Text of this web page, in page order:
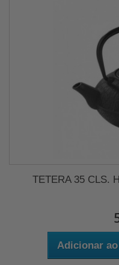
TETERA 35 CLS.
Adicionar